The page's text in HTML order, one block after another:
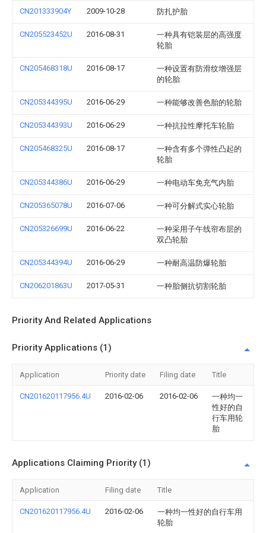
CN201333904Y 2009-10-28 防扎护胎
CN205523452U 2016-08-31
一种具有铠装层的高强度
轮胎
CN205468318U 2016-08-17
一种设置有防滑纹增强层
的轮胎
CN205344395U 2016-06-29 一种能够改善色胎的轮胎
CN205344393U 2016-06-29 一种抗拉性摩托车轮胎
CN205468325U 2016-08-17
一种含有多个弹性凸起的
轮胎
CN205344386U 2016-06-29 一种电动车免充气内胎
CN205365078U 2016-07-06 一种可分解式实心轮胎
CN205326699U 2016-06-22
一种采用子午线帘布层的
双凸轮胎
CN205344394U 2016-06-29 一种耐高温防爆轮胎
CN206201863U 2017-05-31 一种胎侧抗切割轮胎
Priority And Related Applications
Priority Applications (1)
Application Priority date Filing date Title
CN201620117956.4U 2016-02-06 2016-02-06
一种均一
性好的自
行车用轮
胎
Applications Claiming Priority (1)
Application Filing date Title
CN201620117956.4U 2016-02-06
一种均一性好的自行车用
轮胎